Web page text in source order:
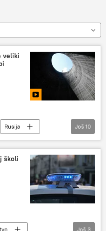
veliki
Rusija
nukleraka
Džozef Bajden
NATO
Još 10
školi
Još 3